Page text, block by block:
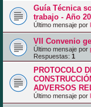
Guía Técnica
trabajo - Año
Último mensaje por
VII Convenio
Último mensaje por
Respuestas: 1
PROTOCOLO
ADVERSOS
Último mensaje por